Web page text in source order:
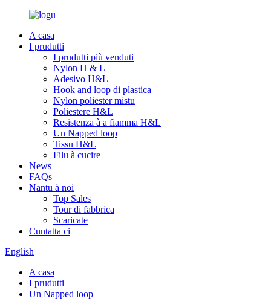
A casa
I prudutti
I prudutti più venduti
Nylon H & L
Adesivo H&L
Hook and loop di plastica
Nylon poliester mistu
Poliestere H&L
Resistenza à a fiamma H&L
Un Napped loop
Tissu H&L
Filu à cucire
News
FAQs
Nantu à noi
Top Sales
Tour di fabbrica
Scaricate
Cuntatta ci
English
A casa
I prudutti
Un Napped loop